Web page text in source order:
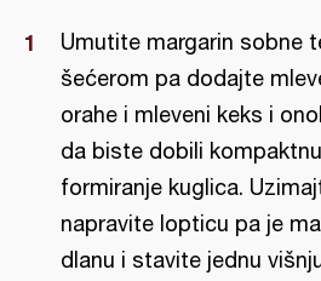
Umutite margarin sobne
šećerom pa dodajte
orahe i mleveni keks i
da biste dobili
formiranje kuglica.
napravite lopticu pa je
dlanu i stavite jednu